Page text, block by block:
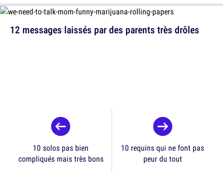
12 messages laissés par des parents très drôles
10 solos pas bien
compliqués mais très bons
10 requins qui ne font pas
peur du tout